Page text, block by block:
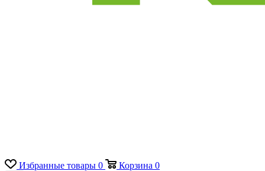
Избранные товары 0 Корзина 0